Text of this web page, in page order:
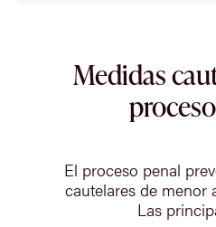
Medidas
El proceso penal
cautelares de menor
Las